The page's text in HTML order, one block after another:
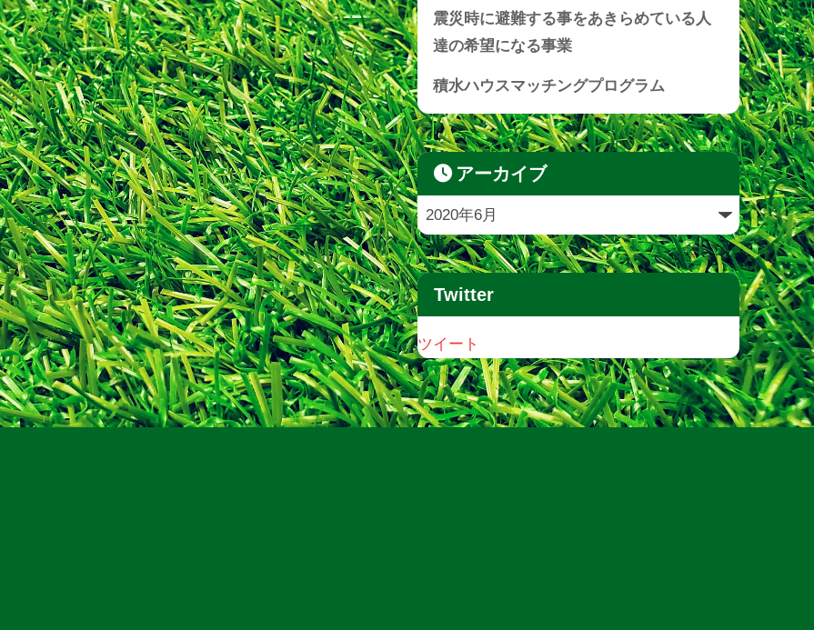
震災時に避難する事をあきらめている人
達の希望になる事業
積水ハウスマッチングプログラム
アーカイブ
Twitter
ツイート